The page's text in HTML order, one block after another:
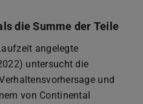
die Summe der Teile
angelegte
untersucht die
und
von Continental